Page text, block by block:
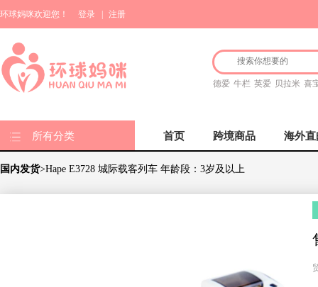
环球妈咪欢迎您！ 登录 注册
德爱 牛栏 英爱 贝拉米 喜
所有分类 首页 跨境商品 海外直
国内发货>Hape E3728 城际载客列车 年龄段：3岁及以上